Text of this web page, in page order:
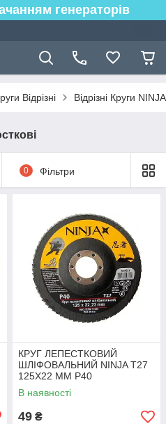
генераторів
Відрізні Відрізні Круги NINJA
0 Фільтри
КРУГ ЛЕПЕСТКОВИЙ
ШЛІФОВАЛЬНИЙ NINJA Т27
125Х22 ММ Р40
В наявності
49 ₴